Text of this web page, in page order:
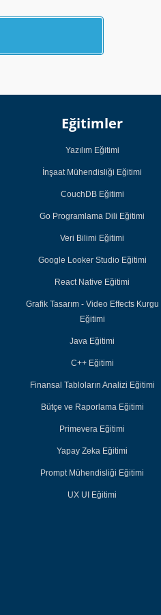
Eğitimler
Yazılım Eğitimi
İnşaat Mühendisliği Eğitimi
CouchDB Eğitimi
Go Programlama Dili Eğitimi
Veri Bilimi Eğitimi
Google Looker Studio Eğitimi
React Native Eğitimi
Grafik Tasarım - Video Effects Kurgu
Eğitimi
Java Eğitimi
C++ Eğitimi
Finansal Tabloların Analizi Eğitimi
Bütçe ve Raporlama Eğitimi
Primevera Eğitimi
Yapay Zeka Eğitimi
Prompt Mühendisliği Eğitimi
UX UI Eğitimi